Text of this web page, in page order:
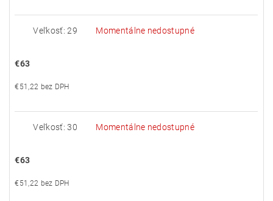
Veľkosť: 29 Momentálne nedostupné
€63
€51,22 bez DPH
Veľkosť: 30 Momentálne nedostupné
€63
€51,22 bez DPH